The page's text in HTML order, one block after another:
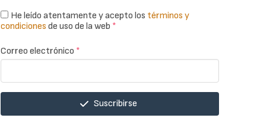
He leído atentamente y acepto los términos y
condiciones de uso de la web *
Correo electrónico *
Suscribirse